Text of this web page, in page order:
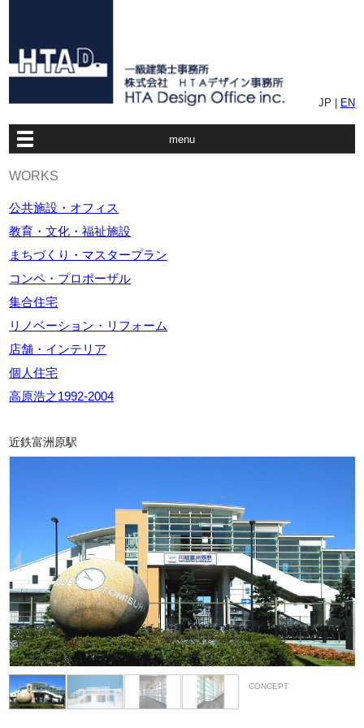
JP | EN
menu
WORKS
公共施設・オフィス
教育・文化・福祉施設
まちづくり・マスタープラン
コンペ・プロポーザル
集合住宅
リノベーション・リフォーム
店舗・インテリア
個人住宅
高原浩之1992-2004
近鉄富洲原駅
CONCEPT